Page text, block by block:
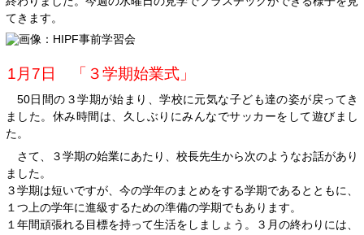
てきます。
1月7日 「３学期始業式」
50日間の３学期が始まり、学校に元気な子ども達の姿が戻ってき
ました。休み時間は、久しぶりにみんなでサッカーをして遊びまし
た。
さて、３学期の始業にあたり、校長先生から次のようなお話があり
ました。
３学期は短いですが、今の学年のまとめをする学期であるとともに、
１つ上の学年に進級するための準備の学期でもあります。
１年間頑張れる目標を持って生活をしましょう。３月の終わりには、